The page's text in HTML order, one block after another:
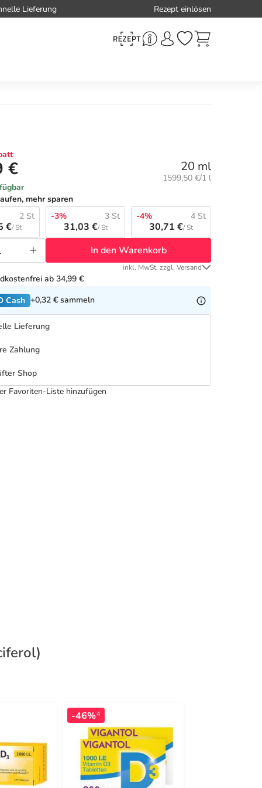
Lieferung Rezept einlösen
€ 20 ml
Grundpreis:
1599,50 €/1 l
mehr sparen
2 St
€/ St
-3% 3 St
31,03 €/ St
-4% 4 St
30,71 €/ St
In den Warenkorb
inkl. MwSt. zzgl. Versand
ab 34,99 €
Cash +0,32 € sammeln
Lieferung
Zahlung
Shop
Favoriten-Liste hinzufügen
-46%4